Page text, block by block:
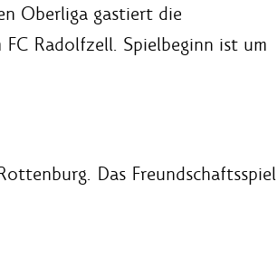
Oberliga gastiert die
Radolfzell. Spielbeginn ist um
Das Freundschaftsspiel